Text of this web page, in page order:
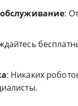
:
: Никаких